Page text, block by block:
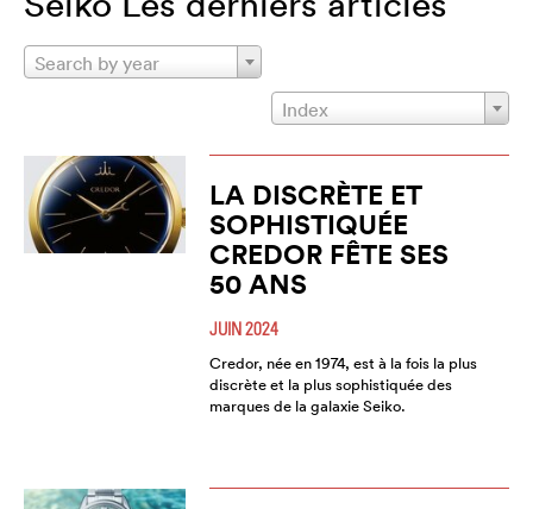
Search by year
Index
LA DISCRÈTE ET
SOPHISTIQUÉE
CREDOR FÊTE SES
50 ANS
JUIN 2024
Credor, née en 1974, est à la fois la plus
discrète et la plus sophistiquée des
marques de la galaxie Seiko.